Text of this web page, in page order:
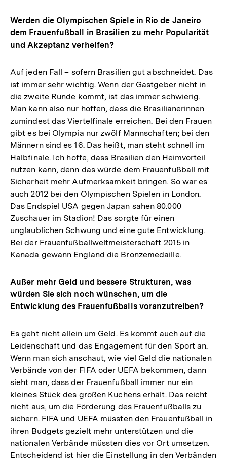
Werden die Olympischen Spiele in Rio de Janeiro
dem Frauenfußball in Brasilien zu mehr Popularität
und Akzeptanz verhelfen?
Auf jeden Fall – sofern Brasilien gut abschneidet. Das
ist immer sehr wichtig. Wenn der Gastgeber nicht in
die zweite Runde kommt, ist das immer schwierig.
Man kann also nur hoffen, dass die Brasilianerinnen
zumindest das Viertelfinale erreichen. Bei den Frauen
gibt es bei Olympia nur zwölf Mannschaften; bei den
Männern sind es 16. Das heißt, man steht schnell im
Halbfinale. Ich hoffe, dass Brasilien den Heimvorteil
nutzen kann, denn das würde dem Frauenfußball mit
Sicherheit mehr Aufmerksamkeit bringen. So war es
auch 2012 bei den Olympischen Spielen in London.
Das Endspiel USA gegen Japan sahen 80.000
Zuschauer im Stadion! Das sorgte für einen
unglaublichen Schwung und eine gute Entwicklung.
Bei der Frauenfußballweltmeisterschaft 2015 in
Kanada gewann England die Bronzemedaille.
Außer mehr Geld und bessere Strukturen, was
würden Sie sich noch wünschen, um die
Entwicklung des Frauenfußballs voranzutreiben?
Es geht nicht allein um Geld. Es kommt auch auf die
Leidenschaft und das Engagement für den Sport an.
Wenn man sich anschaut, wie viel Geld die nationalen
Verbände von der FIFA oder UEFA bekommen, dann
sieht man, dass der Frauenfußball immer nur ein
kleines Stück des großen Kuchens erhält. Das reicht
nicht aus, um die Förderung des Frauenfußballs zu
sichern. FIFA und UEFA müssten den Frauenfußball in
ihren Budgets gezielt mehr unterstützen und die
nationalen Verbände müssten dies vor Ort umsetzen.
Entscheidend ist hier die Einstellung in den Verbänden